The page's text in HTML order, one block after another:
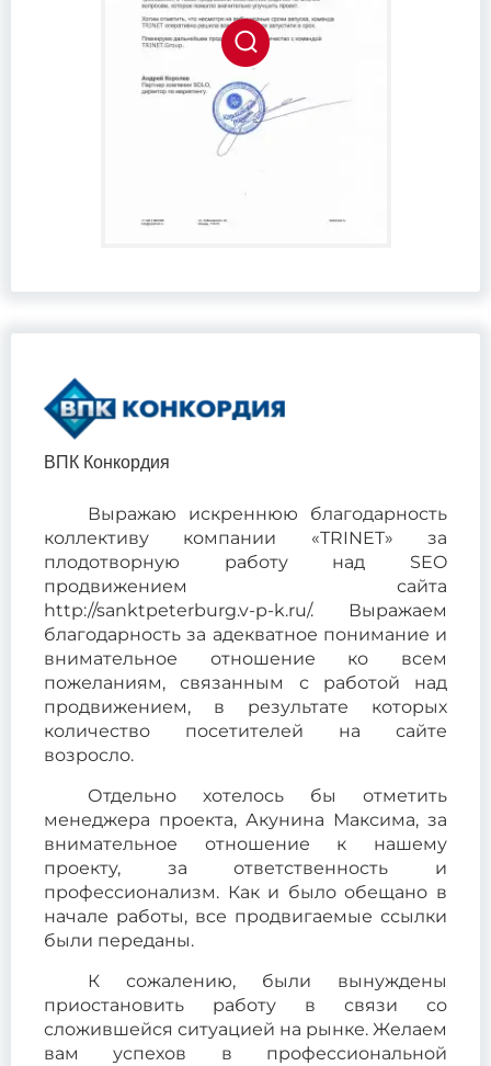
ВПК Конкордия
Выражаю искреннюю благодарность
коллективу компании «TRINET» за
плодотворную работу над SEO
продвижением сайта
http://sanktpeterburg.v-p-k.ru/. Выражаем
благодарность за адекватное понимание и
внимательное отношение ко всем
пожеланиям, связанным с работой над
продвижением, в результате которых
количество посетителей на сайте
возросло.
Отдельно хотелось бы отметить
менеджера проекта, Акунина Максима, за
внимательное отношение к нашему
проекту, за ответственность и
профессионализм. Как и было обещано в
начале работы, все продвигаемые ссылки
были переданы.
К сожалению, были вынуждены
приостановить работу в связи со
сложившейся ситуацией на рынке. Желаем
вам успехов в профессиональной